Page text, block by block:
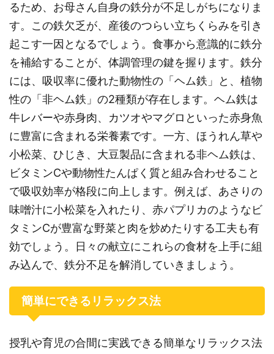
るため、お母さん自身の鉄分が不足しがちになりま
す。この鉄欠乏が、産後のつらい立ちくらみを引き
起こす一因となるでしょう。食事から意識的に鉄分
を補給することが、体調管理の鍵を握ります。鉄分
には、吸収率に優れた動物性の「ヘム鉄」と、植物
性の「非ヘム鉄」の2種類が存在します。ヘム鉄は
牛レバーや赤身肉、カツオやマグロといった赤身魚
に豊富に含まれる栄養素です。一方、ほうれん草や
小松菜、ひじき、大豆製品に含まれる非ヘム鉄は、
ビタミンCや動物性たんぱく質と組み合わせること
で吸収効率が格段に向上します。例えば、あさりの
味噌汁に小松菜を入れたり、赤パプリカのようなビ
タミンCが豊富な野菜と肉を炒めたりする工夫も有
効でしょう。日々の献立にこれらの食材を上手に組
み込んで、鉄分不足を解消していきましょう。
簡単にできるリラックス法
授乳や育児の合間に実践できる簡単なリラックス法